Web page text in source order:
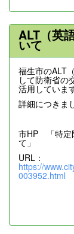
ALT（英
いて
福生市のALT
して防衛省の
活用していま
詳細につきま
市HP 「特定
て」
URL：
https://
003952.html